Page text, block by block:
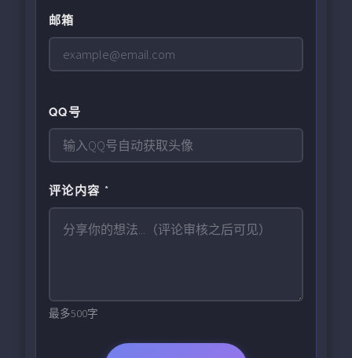
邮箱
QQ号
评论内容 *
最多500字